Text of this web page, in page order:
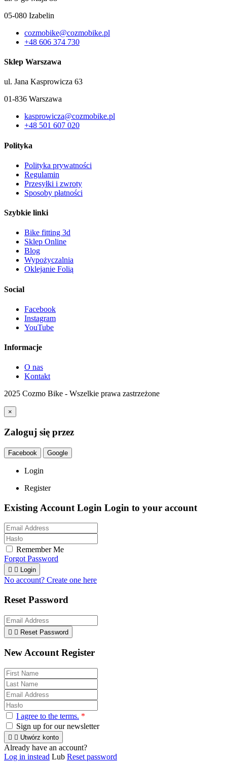
05-080 Izabelin
cozmobike@cozmobike.pl
+48 606 374 730
Sklep Warszawa
ul. Jana Kasprowicza 63
01-836 Warszawa
kasprowicza@cozmobike.pl
+48 501 607 020
Polityka
Polityka prywatności
Regulamin
Przesyłki i zwroty
Sposoby płatności
Szybkie linki
Bike fitting 3d
Sklep Online
Blog
Wypożyczalnia
Oklejanie Folią
Social
Facebook
Instagram
YouTube
Informacje
O nas
Kontakt
2025 Cozmo Bike - Wszelkie prawa zastrzeżone
×
Zaloguj się przez
Facebook Google
Login
Register
Existing Account Login Login to your account
Remember Me
Forgot Password
  Login
No account? Create one here
Reset Password
  Reset Password
New Account Register
I agree to the terms. *
Sign up for our newsletter
  Utwórz konto
Already have an account?
Log in instead Lub Reset password